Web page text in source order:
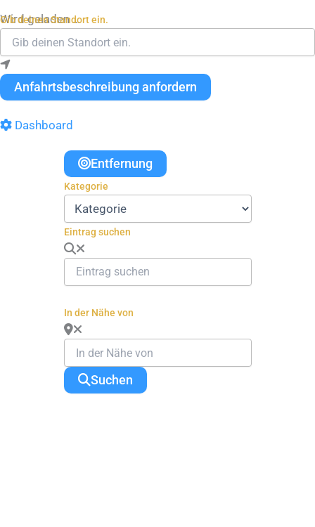
Wird geladen …
Gib deinen Standort ein.
Anfahrtsbeschreibung anfordern
Dashboard
Entfernung
Kategorie
Eintrag suchen
In der Nähe von
Suchen